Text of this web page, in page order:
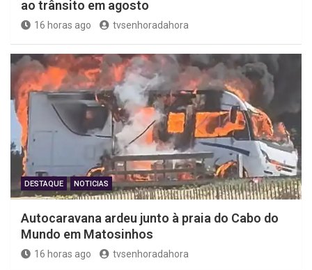
ao trânsito em agosto
16 horas ago tvsenhoradahora
DESTAQUE NOTICIAS
Autocaravana ardeu junto à praia do Cabo do
Mundo em Matosinhos
16 horas ago tvsenhoradahora